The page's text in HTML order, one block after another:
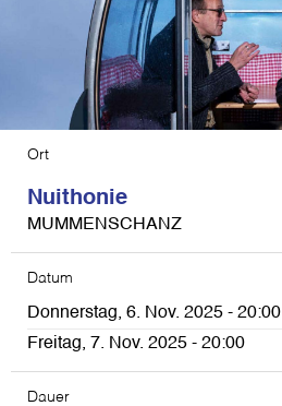
Ort
Nuithonie
MUMMENSCHANZ
Datum
Donnerstag, 6. Nov. 2025 - 20:00
Freitag, 7. Nov. 2025 - 20:00
Dauer